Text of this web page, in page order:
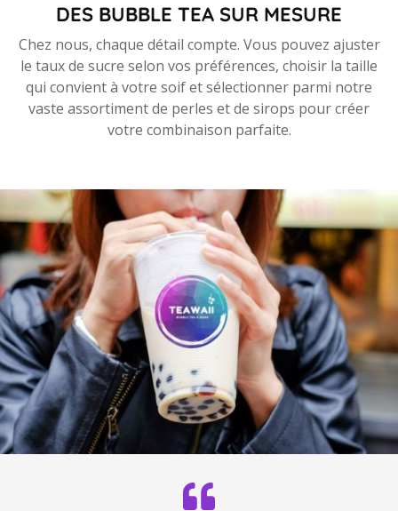
DES BUBBLE TEA SUR MESURE
Chez nous, chaque détail compte. Vous pouvez ajuster
le taux de sucre selon vos préférences, choisir la taille
qui convient à votre soif et sélectionner parmi notre
vaste assortiment de perles et de sirops pour créer
votre combinaison parfaite.